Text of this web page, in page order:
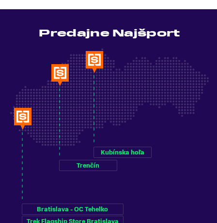
Predajne Najšport
Bratislava - OC Tehelko
Trek Flagship Store Bratislava
Trenčín
Kubínska hoľa